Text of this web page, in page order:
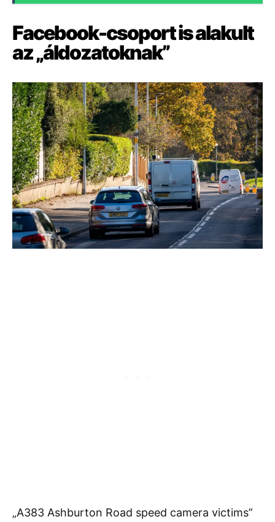
Facebook-csoport is alakult
az „áldozatoknak”
„A383 Ashburton Road speed camera victims”